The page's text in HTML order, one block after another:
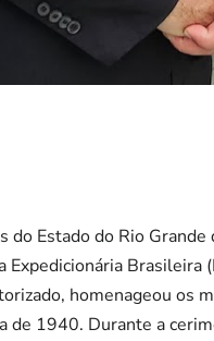
do Estado do Rio
Expedicionária Brasileira
homenageou os
de 1940. Durante a